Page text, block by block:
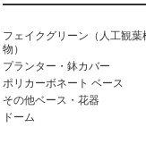
フェイクグリーン（人工観葉
物）
プランター・鉢カバー
ポリカーボネート ベース
その他ベース・花器
ドーム